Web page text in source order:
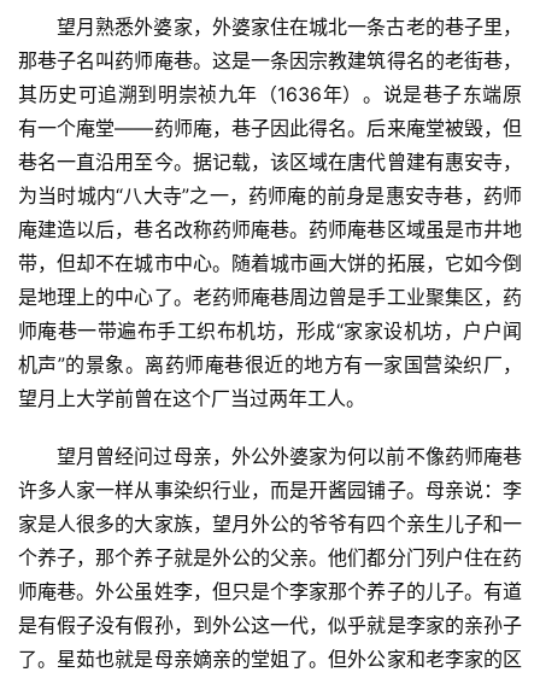
望月熟悉外婆家，外婆家住在城北一条古老的巷子里，
那巷子名叫药师庵巷。这是一条因宗教建筑得名的老街巷，
其历史可追溯到明崇祯九年（1636年）。说是巷子东端原
有一个庵堂——药师庵，巷子因此得名。后来庵堂被毁，但
巷名一直沿用至今。据记载，该区域在唐代曾建有惠安寺，
为当时城内“八大寺”之一，药师庵的前身是惠安寺巷，药师
庵建造以后，巷名改称药师庵巷。药师庵巷区域虽是市井地
带，但却不在城市中心。随着城市画大饼的拓展，它如今倒
是地理上的中心了。老药师庵巷周边曾是手工业聚集区，药
师庵巷一带遍布手工织布机坊，形成“家家设机坊，户户闻
机声”的景象。离药师庵巷很近的地方有一家国营染织厂，
望月上大学前曾在这个厂当过两年工人。
望月曾经问过母亲，外公外婆家为何以前不像药师庵巷
许多人家一样从事染织行业，而是开酱园铺子。母亲说：李
家是人很多的大家族，望月外公的爷爷有四个亲生儿子和一
个养子，那个养子就是外公的父亲。他们都分门列户住在药
师庵巷。外公虽姓李，但只是个李家那个养子的儿子。有道
是有假子没有假孙，到外公这一代，似乎就是李家的亲孙子
了。星茹也就是母亲嫡亲的堂姐了。但外公家和老李家的区